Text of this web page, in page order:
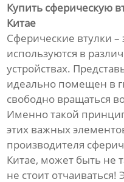
Купить сферическую
Китае
Сферические втулки –
используются в
устройствах.
идеально помещен в
свободно вращаться
Именно такой
этих важных
производителя
Китае, может быть не
не стоит